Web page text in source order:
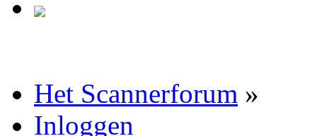
Het Scannerforum »
Inloggen